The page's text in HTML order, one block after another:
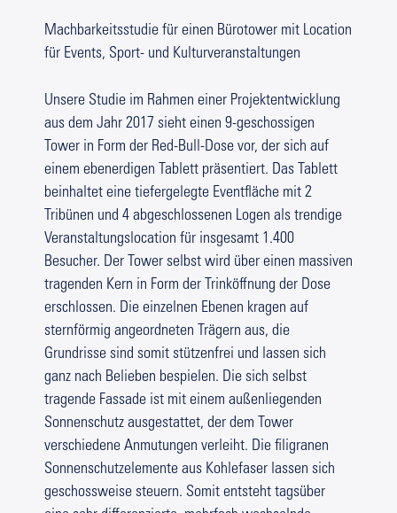
Machbarkeitsstudie für einen Bürotower mit Location
für Events, Sport- und Kulturveranstaltungen
Unsere Studie im Rahmen einer Projektentwicklung
aus dem Jahr 2017 sieht einen 9-geschossigen
Tower in Form der Red-Bull-Dose vor, der sich auf
einem ebenerdigen Tablett präsentiert. Das Tablett
beinhaltet eine tiefergelegte Eventfläche mit 2
Tribünen und 4 abgeschlossenen Logen als trendige
Veranstaltungslocation für insgesamt 1.400
Besucher. Der Tower selbst wird über einen massiven
tragenden Kern in Form der Trinköffnung der Dose
erschlossen. Die einzelnen Ebenen kragen auf
sternförmig angeordneten Trägern aus, die
Grundrisse sind somit stützenfrei und lassen sich
ganz nach Belieben bespielen. Die sich selbst
tragende Fassade ist mit einem außenliegenden
Sonnenschutz ausgestattet, der dem Tower
verschiedene Anmutungen verleiht. Die filigranen
Sonnenschutzelemente aus Kohlefaser lassen sich
geschossweise steuern. Somit entsteht tagsüber